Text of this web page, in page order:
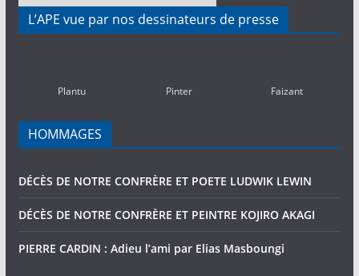
ACTIVITES
PASSEES
L’APE vue par nos dessinateurs de presse
Plantu Pinter Faizant
HOMMAGES
DÉCÈS DE NOTRE CONFRÈRE ET POETE LUDWIK LEWIN
DÉCÈS DE NOTRE CONFRÈRE ET PEINTRE KOJIRO AKAGI
PIERRE CARDIN : Adieu l’ami par Elias Masboungi